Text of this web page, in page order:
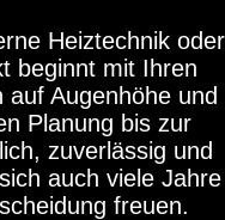
Heiztechnik oder
beginnt mit Ihren
Augenhöhe und
Planung bis zur
zuverlässig und
auch viele Jahre
freuen.